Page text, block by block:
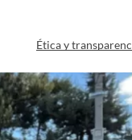
Ética y